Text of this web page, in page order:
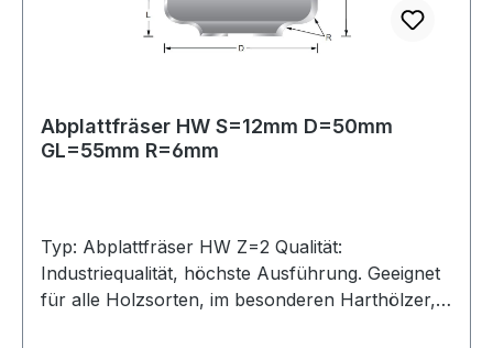
Abplattfräser HW S=12mm D=50mm
GL=55mm R=6mm
Typ: Abplattfräser HW Z=2 Qualität:
Industriequalität, höchste Ausführung. Geeignet
für alle Holzsorten, im besonderen Harthölzer,